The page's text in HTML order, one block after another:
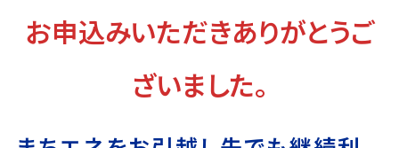
お申込みいただきありがとうご
ざいました。